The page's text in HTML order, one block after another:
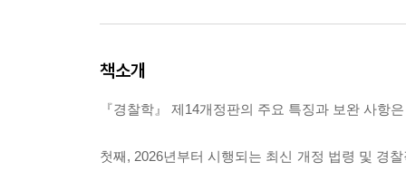
책소개
『경찰학』 제14개정판의 주요 특징과 보완 사항
첫째, 2026년부터 시행되는 최신 개정 법령 및 경